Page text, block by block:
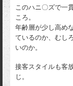
このハニ〇ズで一
ころ。
年齢層が少し高め
ているのか、むし
いのか。
接客スタイルも客
じ。